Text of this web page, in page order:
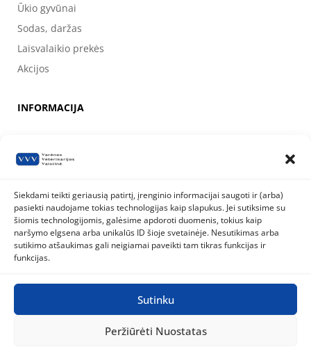
Siekdami teikti geriausią patirtį, įrenginio informacijai saugoti ir (arba)
pasiekti naudojame tokias technologijas kaip slapukus. Jei sutiksime su
šiomis technologijomis, galėsime apdoroti duomenis, tokius kaip
naršymo elgsena arba unikalūs ID šioje svetainėje. Nesutikimas arba
sutikimo atšaukimas gali neigiamai paveikti tam tikras funkcijas ir
funkcijas.
Sutinku
Peržiūrėti Nuostatas
Ūkio gyvūnai
Sodas, daržas
Laisvalaikio prekės
Akcijos
INFORMACIJA
Kontaktai
Valstybinė maisto ir veterinarijos tarnyba
Siesikų g. 19 LT-07170 Vilnius
8 800 40 403
www.vmvt.lt
Visos teisės saugomos © 2026 Varėnos Veterinarijos Vaistinė